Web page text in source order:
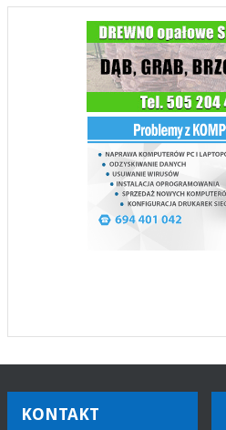
KONTAKT